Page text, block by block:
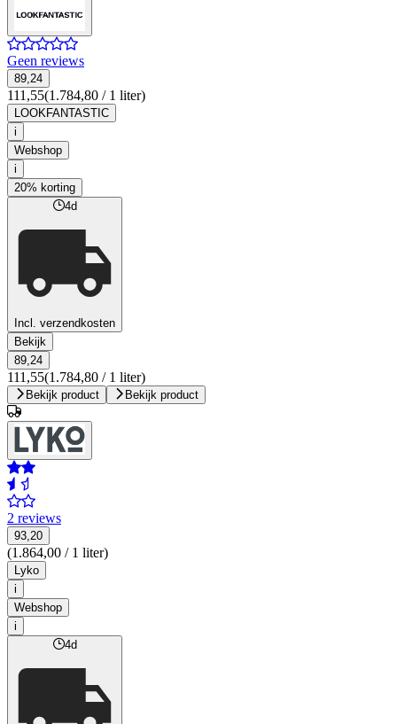
Geen reviews
89,24
111,55(1.784,80 / 1 liter)
LOOKFANTASTIC
i
Webshop
i
20% korting
4d
Incl. verzendkosten
Bekijk
89,24
111,55(1.784,80 / 1 liter)
Bekijk product Bekijk product
2 reviews
93,20
(1.864,00 / 1 liter)
Lyko
i
Webshop
i
4d